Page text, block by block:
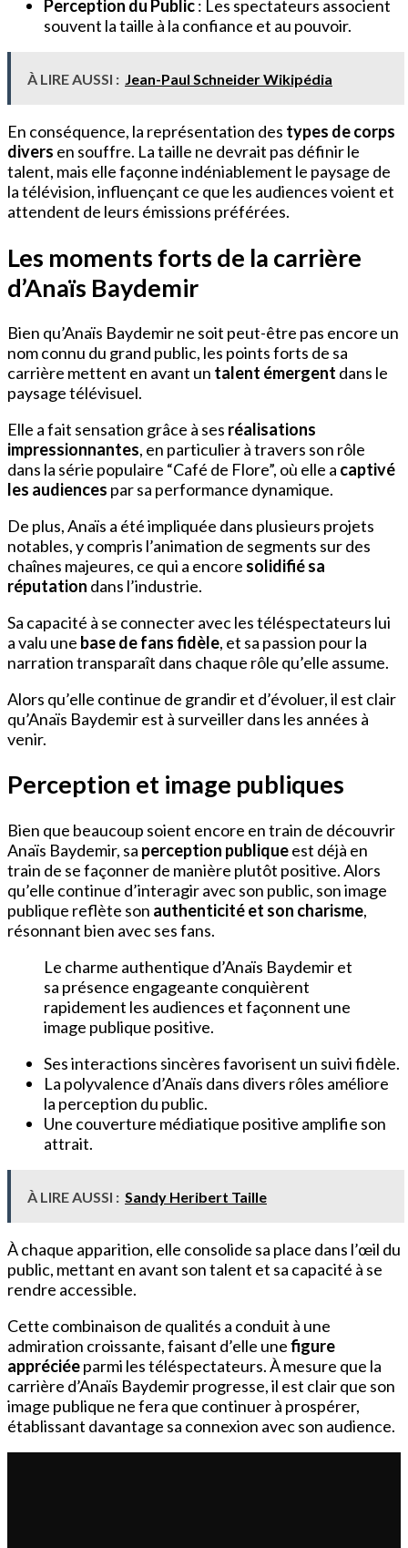
Perception du Public: Les spectateurs associent
souvent la taille à la confiance et au pouvoir.
À LIRE AUSSI : Jean-Paul Schneider Wikipédia
En conséquence, la représentation des types de corps
divers en souffre. La taille ne devrait pas définir le
talent, mais elle façonne indéniablement le paysage de
la télévision, influençant ce que les audiences voient et
attendent de leurs émissions préférées.
Les moments forts de la carrière
d’Anaïs Baydemir
Bien qu’Anaïs Baydemir ne soit peut-être pas encore un
nom connu du grand public, les points forts de sa
carrière mettent en avant un talent émergent dans le
paysage télévisuel.
Elle a fait sensation grâce à ses réalisations
impressionnantes, en particulier à travers son rôle
dans la série populaire “Café de Flore”, où elle a captivé
les audiences par sa performance dynamique.
De plus, Anaïs a été impliquée dans plusieurs projets
notables, y compris l’animation de segments sur des
chaînes majeures, ce qui a encore solidifié sa
réputation dans l’industrie.
Sa capacité à se connecter avec les téléspectateurs lui
a valu une base de fans fidèle, et sa passion pour la
narration transparaît dans chaque rôle qu’elle assume.
Alors qu’elle continue de grandir et d’évoluer, il est clair
qu’Anaïs Baydemir est à surveiller dans les années à
venir.
Perception et image publiques
Bien que beaucoup soient encore en train de découvrir
Anaïs Baydemir, sa perception publiqueest déjà en
train de se façonner de manière plutôt positive. Alors
qu’elle continue d’interagir avec son public, son image
publique reflète son authenticité et son charisme,
résonnant bien avec ses fans.
Le charme authentique d’Anaïs Baydemir et
sa présence engageante conquièrent
rapidement les audiences et façonnent une
image publique positive.
Ses interactions sincères favorisent un suivi fidèle.
La polyvalence d’Anaïs dans divers rôles améliore
la perception du public.
Une couverture médiatique positive amplifie son
attrait.
À LIRE AUSSI : Sandy Heribert Taille
À chaque apparition, elle consolide sa place dans l’œil du
public, mettant en avant son talent et sa capacité à se
rendre accessible.
Cette combinaison de qualités a conduit à une
admiration croissante, faisant d’elle unefigure
appréciéeparmi les téléspectateurs. À mesure que la
carrière d’Anaïs Baydemir progresse, il est clair que son
image publique ne fera que continuer à prospérer,
établissant davantage sa connexion avec son audience.